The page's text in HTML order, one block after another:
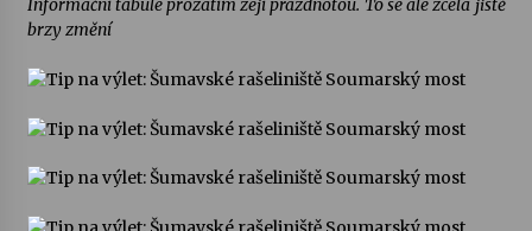
Informační tabule prozatím zejí prázdnotou. To se ale zcela jistě
brzy změní